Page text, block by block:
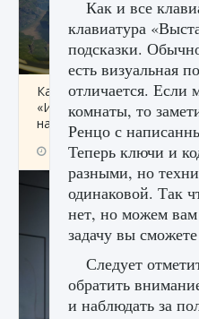
Как исправить ошибку
«Идет сохранение мира
начать сохранение данных
9 августа 2024
Как и все
клавиатура
подсказки.
есть визуальная
отличается.
комнаты, то
Ренцо с
Теперь ключи и
разными, но
одинаковой. Так
нет, но можем вам
задачу вы
Следует
обратить
и наблюдать за